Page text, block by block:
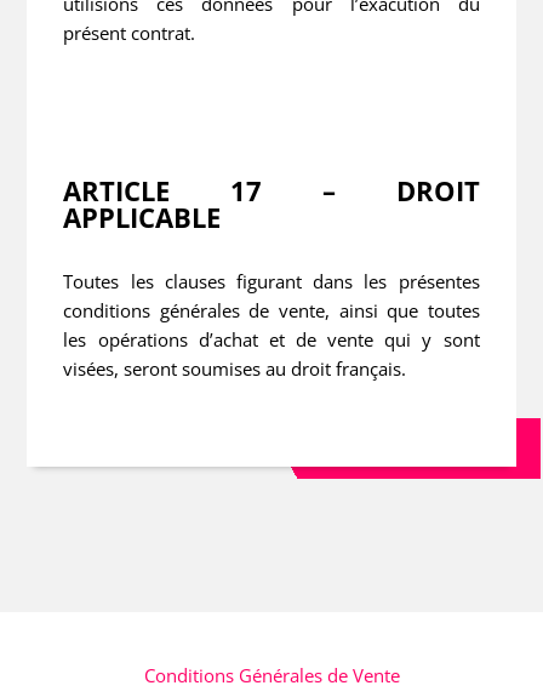
présent contrat.
ARTICLE 17 – DROIT
APPLICABLE
Toutes les clauses figurant dans les présentes
conditions générales de vente, ainsi que toutes
les opérations d’achat et de vente qui y sont
visées, seront soumises au droit français.
Conditions Générales de Vente